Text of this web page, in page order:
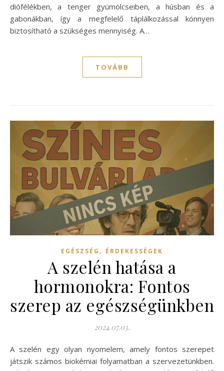
diófélékben, a tenger gyümölcseiben, a húsban és a
gabonákban, így a megfelelő táplálkozással könnyen
biztosítható a szükséges mennyiség. A…
TOVÁBB
EGÉSZSÉG , ÉRDEKESSÉGEK
A szelén hatása a
hormonokra: Fontos
szerep az egészségünkben
2024.07.03.
A szelén egy olyan nyomelem, amely fontos szerepet
játszik számos biokémiai folyamatban a szervezetünkben.